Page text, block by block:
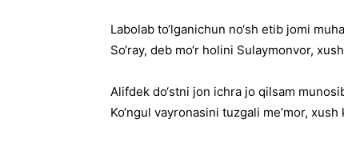
Labolab to‘lganichun no‘sh etib jomi
So‘ray, deb mo‘r holini Sulaymonvor,
Alifdek do‘stni jon ichra jo qilsam
Ko‘ngul vayronasini tuzgali me’mor, xush